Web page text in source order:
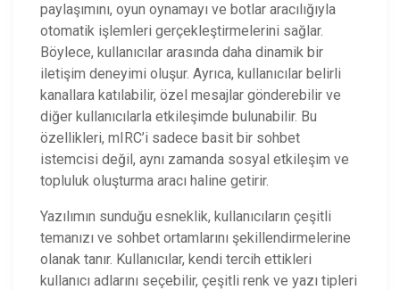
paylaşımını, oyun oynamayı ve botlar aracılığıyla
otomatik işlemleri gerçekleştirmelerini sağlar.
Böylece, kullanıcılar arasında daha dinamik bir
iletişim deneyimi oluşur. Ayrıca, kullanıcılar belirli
kanallara katılabilir, özel mesajlar gönderebilir ve
diğer kullanıcılarla etkileşimde bulunabilir. Bu
özellikleri, mIRC’i sadece basit bir sohbet
istemcisi değil, aynı zamanda sosyal etkileşim ve
topluluk oluşturma aracı haline getirir.
Yazılımın sunduğu esneklik, kullanıcıların çeşitli
temanızı ve sohbet ortamlarını şekillendirmelerine
olanak tanır. Kullanıcılar, kendi tercih ettikleri
kullanıcı adlarını seçebilir, çeşitli renk ve yazı tipleri